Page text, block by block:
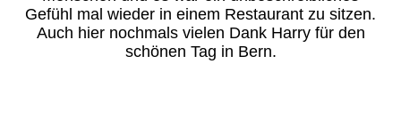
Gefühl mal wieder in einem Restaurant zu sitzen.
Auch hier nochmals vielen Dank Harry für den
schönen Tag in Bern.